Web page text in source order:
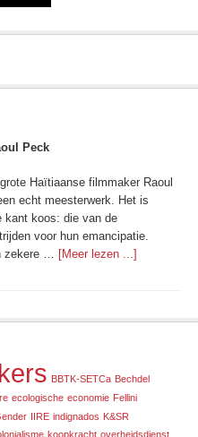
Peck
Haïtiaanse filmmaker Raoul
echt meesterwerk. Het is
kant koos: die van de
voor hun emancipatie.
zekere … [Meer lezen ...]
BBTK-SETCa Bechdel
ecologische economie Fellini
IIRE indignados K&SR
koopkracht overheidsdienst